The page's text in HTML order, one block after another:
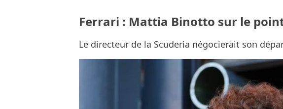
Ferrari : Mattia Binotto sur le
Le directeur de la Scuderia négocierait son